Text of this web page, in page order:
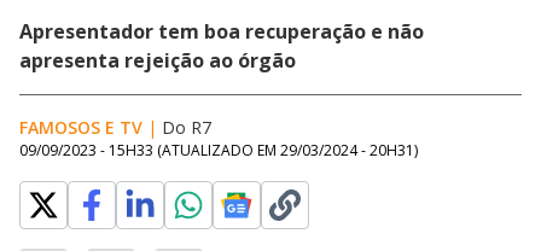
Apresentador tem boa recuperação e não
apresenta rejeição ao órgão
FAMOSOS E TV | Do R7
09/09/2023 - 15H33 (ATUALIZADO EM 29/03/2024 - 20H31)